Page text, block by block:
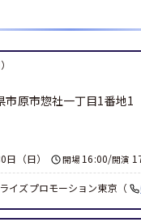
市原市惣社一丁目1番地1
日（日） 開場 16:00/開演
イズプロモーション東京